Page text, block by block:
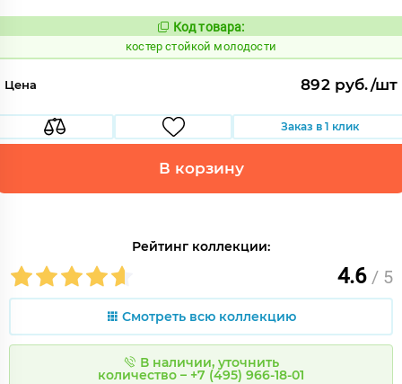
Код:
809179
Код товара:
костер стойкой молодости
Цена 892 руб./шт
Заказ в 1 клик
В корзину
Рейтинг коллекции:
4.6 / 5
Смотреть всю коллекцию
В наличии, уточнить
количество – +7 (495) 966-18-01